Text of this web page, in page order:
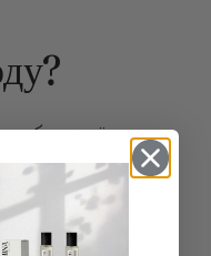
более тёплая,
кровью.